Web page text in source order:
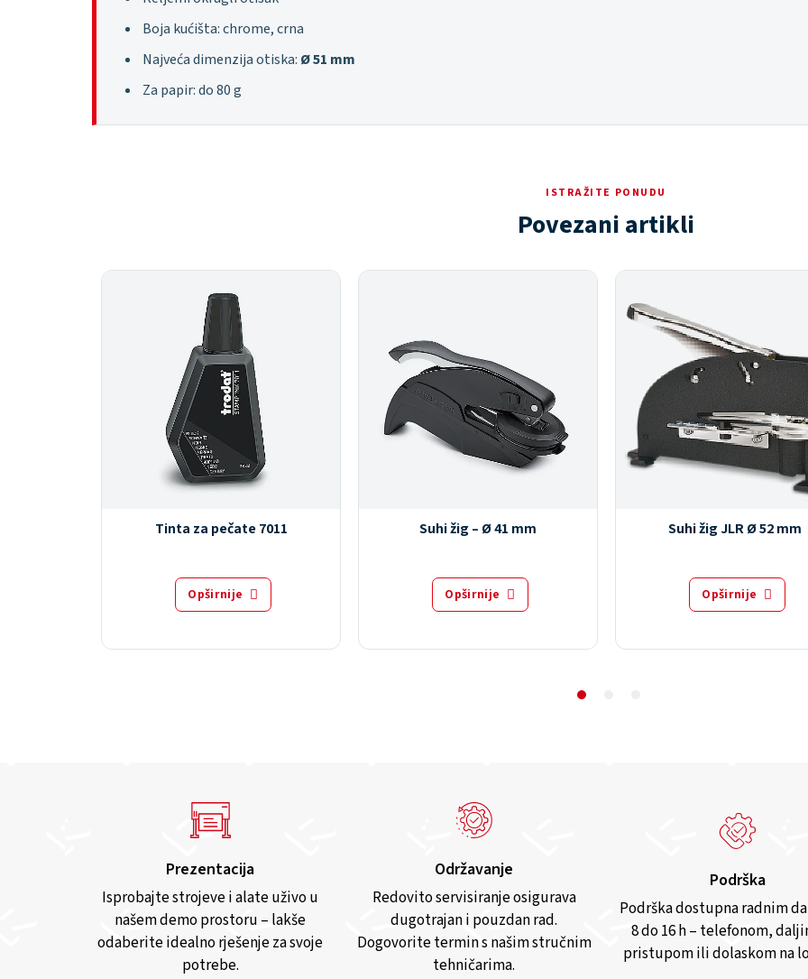
Boja kućišta: chrome, crna
Najveća dimenzija otiska: Ø 51 mm
Za papir: do 80 g
ISTRAŽITE PONUDU
Povezani artikli
Tinta za pečate 7011
Opširnije
Suhi žig – Ø 41 mm
Opširnije
Suhi žig JLR Ø 52 mm
Opširnije
Prezentacija
Isprobajte strojeve i alate uživo u
našem demo prostoru – lakše
odaberite idealno rješenje za svoje
potrebe.
Održavanje
Redovito servisiranje osigurava
dugotrajan i pouzdan rad.
Dogovorite termin s našim stručnim
tehničarima.
Podrška
Podrška dostupna radnim
8 do 16 h – telefonom,
pristupom ili dolaskom na